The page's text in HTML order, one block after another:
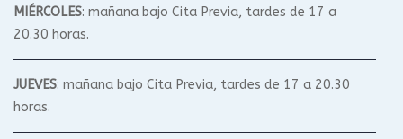
MIÉRCOLES: mañana bajo Cita Previa, tardes de 17 a
20.30 horas.
JUEVES: mañana bajo Cita Previa, tardes de 17 a 20.30
horas.